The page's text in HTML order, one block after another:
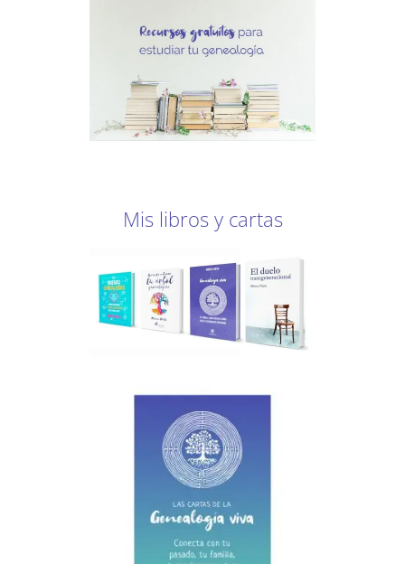
Mis libros y cartas